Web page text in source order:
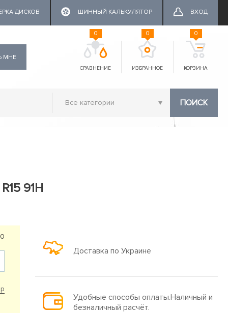
ДИСКОВ ШИННЫЙ КАЛЬКУЛЯТОР ВХОД
МНЕ
СРАВНЕНИЕ
0
ИЗБРАННОЕ
0
КОРЗИНА
0
ПОИСК
91H
Доставка по Украине
Удобные способы оплаты.Наличный и
безналичный расчёт.